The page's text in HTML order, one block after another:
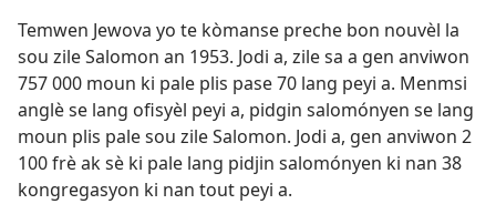
Temwen Jewova yo te kòmanse preche bon nouvèl la
sou zile Salomon an 1953. Jodi a, zile sa a gen anviwon
757 000 moun ki pale plis pase 70 lang peyi a. Menmsi
anglè se lang ofisyèl peyi a, pidgin salomónyen se lang
moun plis pale sou zile Salomon. Jodi a, gen anviwon 2
100 frè ak sè ki pale lang pidjin salomónyen ki nan 38
kongregasyon ki nan tout peyi a.